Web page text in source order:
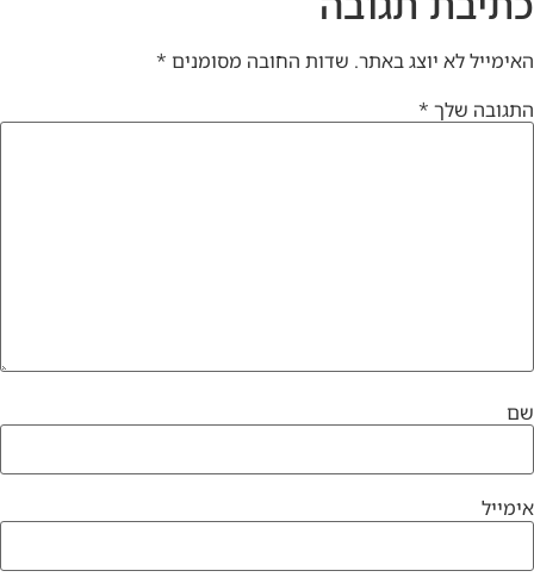
האימייל לא יוצג באתר. שדות החובה מסומנים *
התגובה שלך *
שם
אימייל